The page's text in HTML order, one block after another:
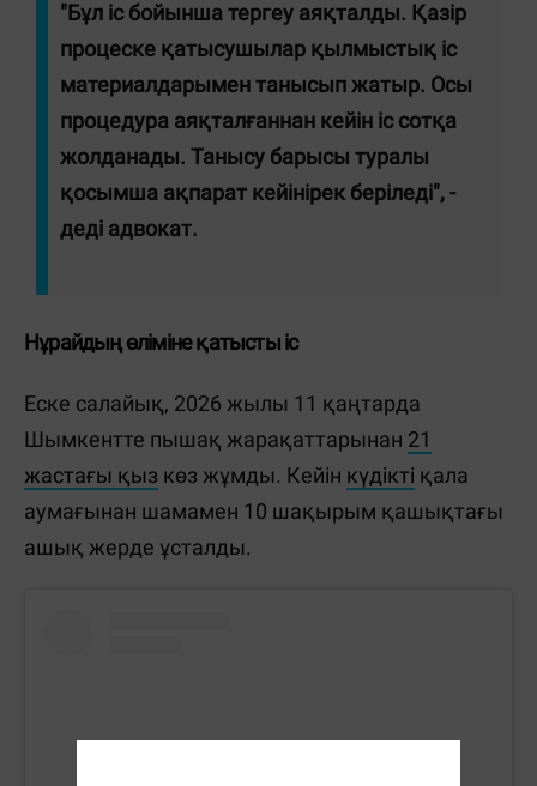
"Бұл іс бойынша тергеу аяқталды. Қазір
процеске қатысушылар қылмыстық іс
материалдарымен танысып жатыр. Осы
процедура аяқталғаннан кейін іс сотқа
жолданады. Танысу барысы туралы
қосымша ақпарат кейінірек беріледі", -
деді адвокат.
Нұрайдың өліміне қатысты іс
Еске салайық, 2026 жылы 11 қаңтарда
Шымкентте пышақ жарақаттарынан 21
жастағы қыз көз жұмды. Кейін күдікті қала
аумағынан шамамен 10 шақырым қашықтағы
ашық жерде ұсталды.